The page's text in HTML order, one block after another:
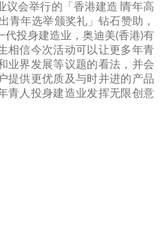
议会举行的「香港建造∣青年高
青年选举颁奖礼」钻石赞助，
投身建造业，奥迪美(香港)有
相信今次活动可以让更多年青
业界发展等议题的看法，并会
提供更优质及与时并进的产品
青人投身建造业发挥无限创意